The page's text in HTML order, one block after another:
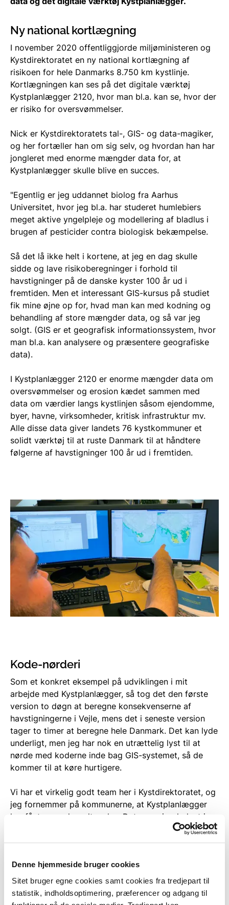
Denne hjemmeside bruger cookies
Sitet bruger egne cookies samt cookies fra tredjepart til
statistik, indholdsoptimering, præferencer og adgang til
Ny national kortlægning
I november 2020 offentliggjorde miljøministeren og
Kystdirektoratet en ny national kortlægning af
risikoen for hele Danmarks 8.750 km kystlinje.
Kortlægningen kan ses på det digitale værktøj
Kystplanlægger 2120, hvor man bl.a. kan se, hvor der
er risiko for oversvømmelser.
Nick er Kystdirektoratets tal-, GIS- og data-magiker,
og her fortæller han om sig selv, og hvordan han har
jongleret med enorme mængder data for, at
Kystplanlægger skulle blive en succes.
"Egentlig er jeg uddannet biolog fra Aarhus
Universitet, hvor jeg bl.a. har studeret humlebiers
meget aktive yngelpleje og modellering af bladlus i
brugen af pesticider contra biologisk bekæmpelse.
Så det lå ikke helt i kortene, at jeg en dag skulle
sidde og lave risikoberegninger i forhold til
havstigninger på de danske kyster 100 år ud i
fremtiden. Men et interessant GIS-kursus på studiet
fik mine øjne op for, hvad man kan med kodning og
behandling af store mængder data, og så var jeg
solgt. (GIS er et geografisk informationssystem, hvor
man bl.a. kan analysere og præsentere geografiske
data).
I Kystplanlægger 2120 er enorme mængder data om
oversvømmelser og erosion kædet sammen med
data om værdier langs kystlinjen såsom ejendomme,
byer, havne, virksomheder, kritisk infrastruktur mv.
Alle disse data giver landets 76 kystkommuner et
solidt værktøj til at ruste Danmark til at håndtere
følgerne af havstigninger 100 år ud i fremtiden.
Kode-nørderi
Som et konkret eksempel på udviklingen i mit
arbejde med Kystplanlægger, så tog det den første
version to døgn at beregne konsekvenserne af
havstigningerne i Vejle, mens det i seneste version
tager to timer at beregne hele Danmark. Det kan lyde
underligt, men jeg har nok en utrættelig lyst til at
nørde med koderne inde bag GIS-systemet, så de
kommer til at køre hurtigere.
Vi har et virkelig godt team her i Kystdirektoratet, og
jeg fornemmer på kommunerne, at Kystplanlægger
har fået en god modtagelse. Det gør mig glad, at jeg
kan bidrage med min til tider meget nørdede lyst til
at "nusse med koderne", så det bliver til noget, der
jeg kunne vise min kærestes forældre, at der ikke er
nogen fare for, at deres sommerhus i Ebeltoft ryger i
havet. I hvert fald ikke i de første 100 år, som jeg har
været med til at modellere.